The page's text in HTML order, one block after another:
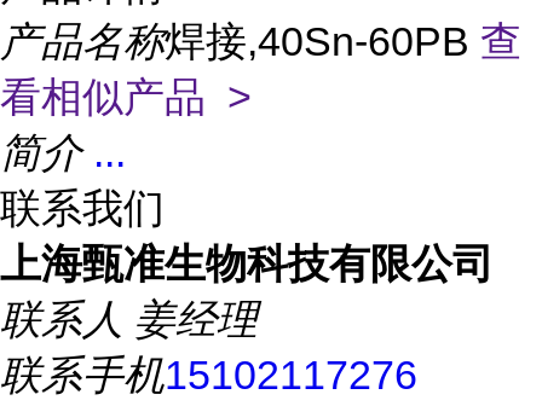
产品名称焊接,40Sn-60PB 查
看相似产品 >
简介 ...
联系我们
上海甄准生物科技有限公司
联系人 姜经理
联系手机15102117276